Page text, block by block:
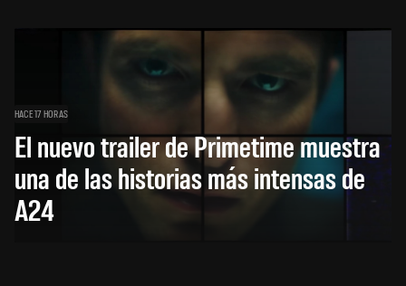
HACE 17 HORAS
El nuevo trailer de Primetime muestra
una de las historias más intensas de
A24